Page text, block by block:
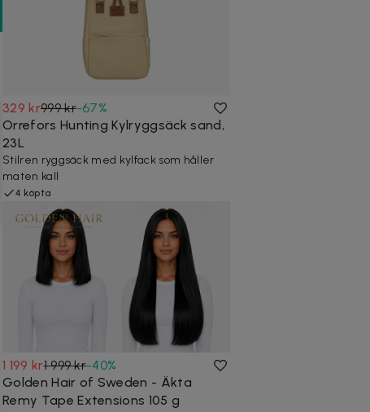
329 kr999 kr-67%
Orrefors Hunting Kylryggsäck sand,
23L
Stilren ryggsäck med kylfack som håller
maten kall
4 köpta
1 199 kr1 999 kr-40%
Golden Hair of Sweden - Äkta
Remy Tape Extensions 105 g